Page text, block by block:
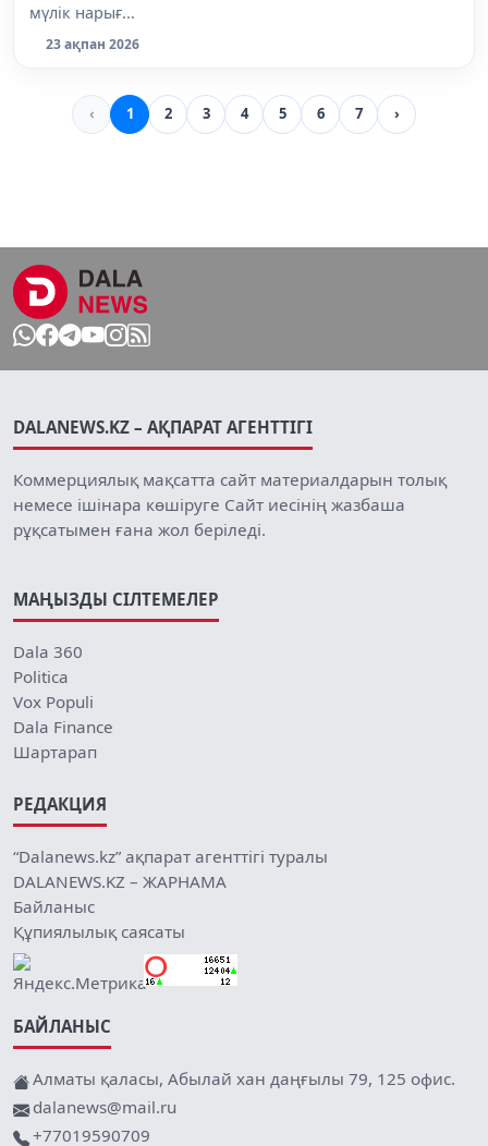
мүлік нарығ...
23 ақпан 2026
‹ 1 2 3 4 5 6 7 ›
DALANEWS.KZ – АҚПАРАТ АГЕНТТІГІ
Коммерциялық мақсатта сайт материалдарын толық
немесе ішінара көшіруге Сайт иесінің жазбаша
рұқсатымен ғана жол беріледі.
МАҢЫЗДЫ СІЛТЕМЕЛЕР
Dala 360
Politica
Vox Populi
Dala Finance
Шартарап
РЕДАКЦИЯ
“Dalanews.kz” ақпарат агенттігі туралы
DALANEWS.KZ – ЖАРНАМА
Байланыс
Құпиялылық саясаты
БАЙЛАНЫС
Алматы қаласы, Абылай хан даңғылы 79, 125 офис.
dalanews@mail.ru
+77019590709